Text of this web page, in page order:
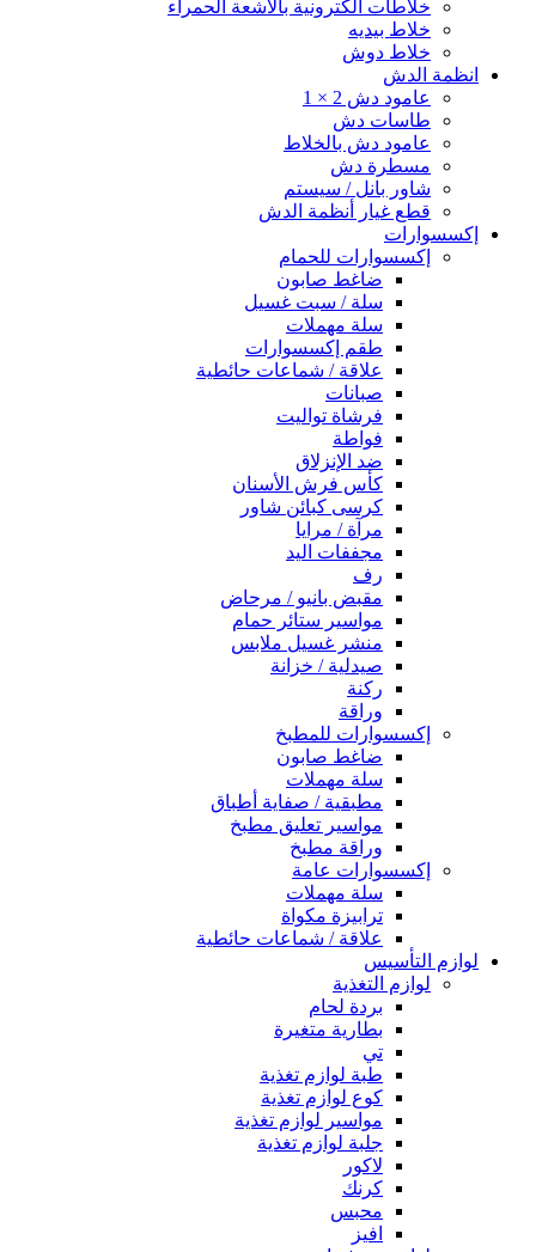
خلاطات الكترونية بالاشعة الحمراء
خلاط بيديه
خلاط دوش
انظمة الدش
عامود دش 2 × 1
طاسات دش
عامود دش بالخلاط
مسطرة دش
شاور بانل / سيستم
قطع غيار أنظمة الدش
إكسسوارات
إكسسوارات للحمام
ضاغط صابون
سلة / سبت غسيل
سلة مهملات
طقم إكسسوارات
علاقة / شماعات حائطية
صبانات
فرشاة تواليت
فواطة
ضد الإنزلاق
كأس فرش الأسنان
كرسى كبائن شاور
مرآة / مرايا
مجففات اليد
رف
مقبض بانيو / مرحاض
مواسير ستائر حمام
منشر غسيل ملابس
صيدلية / خزانة
ركنة
وراقة
إكسسوارات للمطبخ
ضاغط صابون
سلة مهملات
مطبقية / صفاية أطباق
مواسير تعليق مطبخ
وراقة مطبخ
إكسسوارات عامة
سلة مهملات
ترابيزة مكواة
علاقة / شماعات حائطية
لوازم التأسيس
لوازم التغذية
بردة لحام
بطارية متغيرة
تي
طبة لوازم تغذية
كوع لوازم تغذية
مواسير لوازم تغذية
جلبة لوازم تغذية
لاكور
كرنك
محبس
افيز